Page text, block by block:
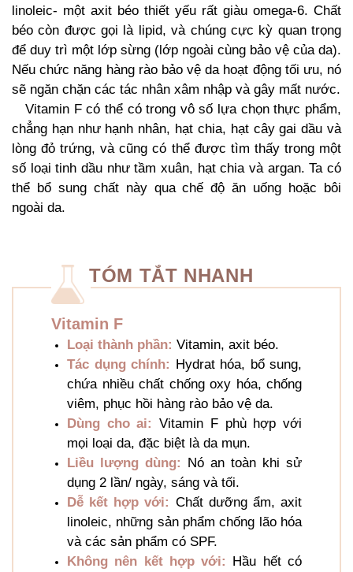
linoleic- một axit béo thiết yếu rất giàu omega-6. Chất
béo còn được gọi là lipid, và chúng cực kỳ quan trọng
để duy trì một lớp sừng (lớp ngoài cùng bảo vệ của da).
Nếu chức năng hàng rào bảo vệ da hoạt động tối ưu, nó
sẽ ngăn chặn các tác nhân xâm nhập và gây mất nước.
Vitamin F có thể có trong vô số lựa chọn thực phẩm,
chẳng hạn như hạnh nhân, hạt chia, hạt cây gai dầu và
lòng đỏ trứng, và cũng có thể được tìm thấy trong một
số loại tinh dầu như tầm xuân, hạt chia và argan. Ta có
thể bổ sung chất này qua chế độ ăn uống hoặc bôi
ngoài da.
TÓM TẮT NHANH
Vitamin F
Loại thành phần: Vitamin, axit béo.
Tác dụng chính: Hydrat hóa, bổ sung,
chứa nhiều chất chống oxy hóa, chống
viêm, phục hồi hàng rào bảo vệ da.
Dùng cho ai: Vitamin F phù hợp với
mọi loại da, đặc biệt là da mụn.
Liều lượng dùng: Nó an toàn khi sử
dụng 2 lần/ ngày, sáng và tối.
Dễ kết hợp với: Chất dưỡng ẩm, axit
linoleic, những sản phẩm chống lão hóa
và các sản phẩm có SPF.
Không nên kết hợp với: Hầu hết có